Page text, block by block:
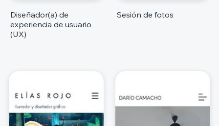
Diseñador(a) de
experiencia de usuario
(UX)
Sesión de fotos